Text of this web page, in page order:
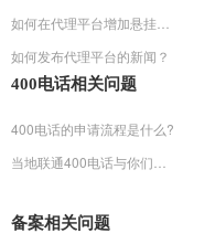
如何发布代理平台的新闻？
400电话相关问题
400电话的申请流程是什么?
备案相关问题